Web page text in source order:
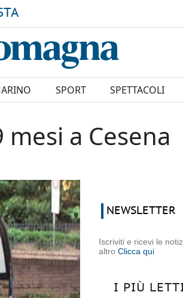
SPORT SPETTACOLI
a Cesena
NEWSLETTER
Iscriviti e ricevi le
altroClicca qui
I PIÙ